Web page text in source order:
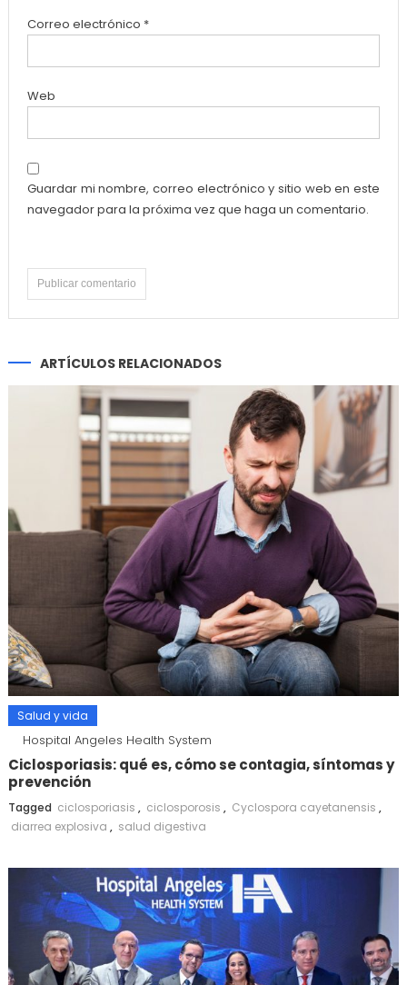
Correo electrónico *
Web
Guardar mi nombre, correo electrónico y sitio web en este
navegador para la próxima vez que haga un comentario.
ARTÍCULOS RELACIONADOS
Salud y vida
Hospital Angeles Health System
Ciclosporiasis: qué es, cómo se contagia, síntomas y
prevención
Tagged ciclosporiasis , ciclosporosis , Cyclospora cayetanensis ,
diarrea explosiva , salud digestiva